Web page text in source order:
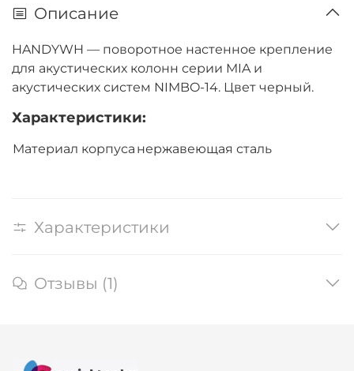
Описание
HANDYWH — поворотное настенное крепление
для акустических колонн серии MIA и
акустических систем NIMBO-14. Цвет черный.
Характеристики:
Материал корпуса нержавеющая сталь
Характеристики
Отзывы (1)